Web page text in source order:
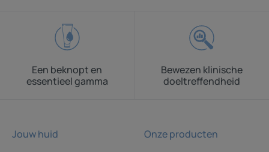
Een beknopt en
essentieel gamma
Bewezen klinische
doeltreffendheid
Jouw huid
Onze producten